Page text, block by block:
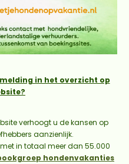
in het overzicht op
verhoogt u de kansen op
aanzienlijk.
in totaal meer dan 55.000
hondenvakanties